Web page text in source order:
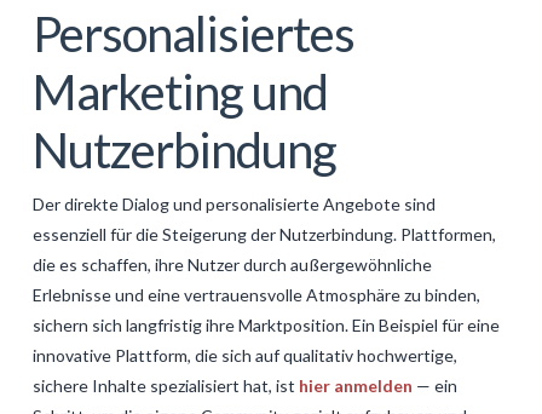
Personalisiertes
Marketing und
Nutzerbindung
Der direkte Dialog und personalisierte Angebote sind
essenziell für die Steigerung der Nutzerbindung. Plattformen,
die es schaffen, ihre Nutzer durch außergewöhnliche
Erlebnisse und eine vertrauensvolle Atmosphäre zu binden,
sichern sich langfristig ihre Marktposition. Ein Beispiel für eine
innovative Plattform, die sich auf qualitativ hochwertige,
sichere Inhalte spezialisiert hat, ist hier anmelden — ein